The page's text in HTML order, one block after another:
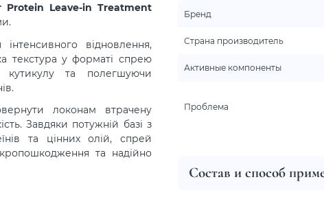
Protein Leave-in Treatment
відновлення,
текстура у форматі спрею
кутикулу та полегшуючи
локонам втрачену
Завдяки потужній базі з
та цінних олій, спрей
та надійно
Состав и способ
Бренд
Страна производитель
Активные компоненты
Проблема